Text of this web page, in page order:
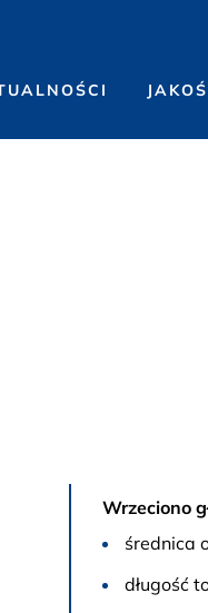
Wrzeciono
średnica
długość